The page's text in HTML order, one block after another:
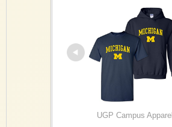
UGP Campus Apparel